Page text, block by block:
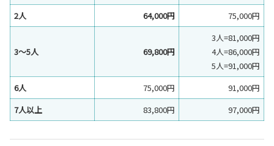
2人
64,000円 75,000円
3〜5人 69,800円
3人=81,000円
4人=86,000円
5人=91,000円
6人
75,000円
91,000円
7人以上
83,800円 97,000円